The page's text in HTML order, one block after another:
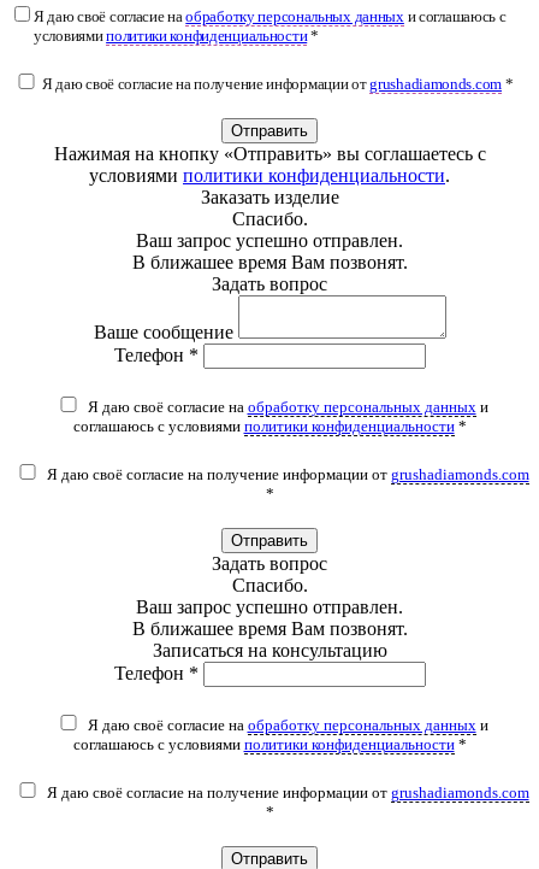
Я даю своё согласие наобработку персональных данных и соглашаюсь с
условиямиполитики конфиденциальности*
Я даю своё согласие на получение информации отgrushadiamonds.com *
Отправить
Нажимая на кнопку «Отправить» вы соглашаетесь с
условиями политики конфиденциальности.
Заказать изделие
Спасибо.
Ваш запрос успешно отправлен.
В ближашее время Вам позвонят.
Задать вопрос
Ваше сообщение
Телефон *
Я даю своё согласие на обработку персональных данных и
соглашаюсь с условиями политики конфиденциальности*
Я даю своё согласие на получение информации от grushadiamonds.com
*
Отправить
Задать вопрос
Спасибо.
Ваш запрос успешно отправлен.
В ближашее время Вам позвонят.
Записаться на консультацию
Телефон *
Я даю своё согласие на обработку персональных данных и
соглашаюсь с условиями политики конфиденциальности*
Я даю своё согласие на получение информации от grushadiamonds.com
*
Отправить